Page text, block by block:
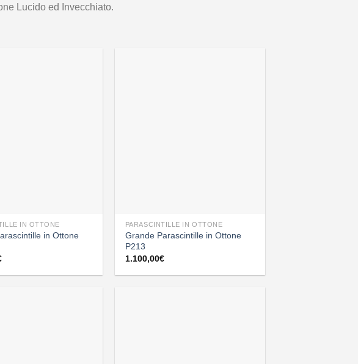
Lucido ed Invecchiato.
IN OTTONE
in Ottone
PARASCINTILLE IN OTTONE
Grande Parascintille in Ottone
P213
1.100,00€